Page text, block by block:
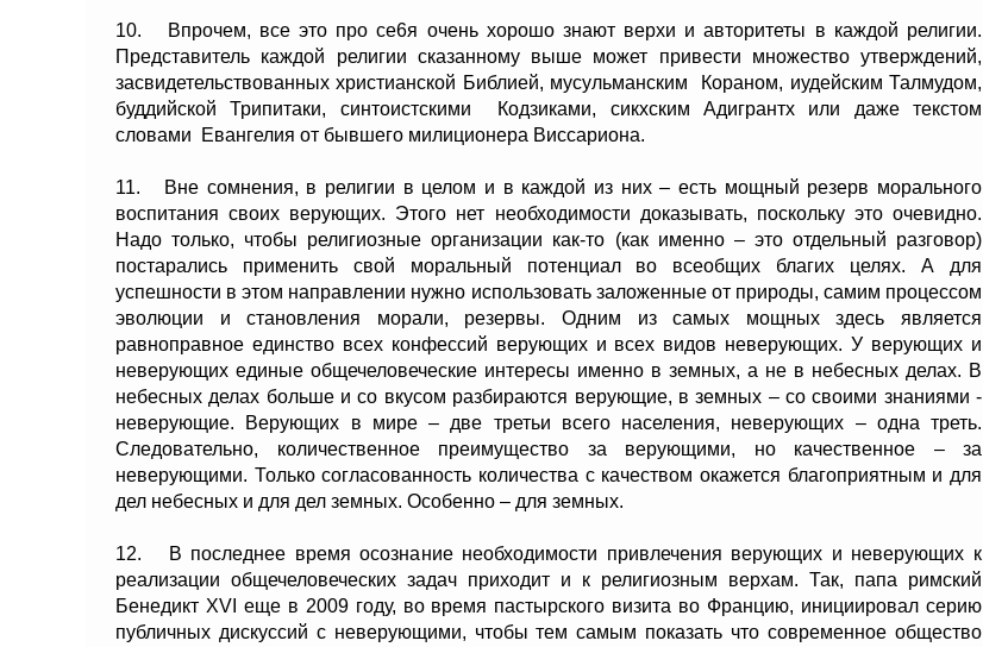
10. Впрочем, все это про се6я очень хорошо знают верхи и авторитеты в каждой религии.
Представитель каждой религии сказанному выше может привести множество утверждений,
засвидетельствованных христианской Библией, мусульманским Кораном, иудейским Талмудом,
буддийской Трипитаки, синтоистскими Кодзиками, сикхским Адигрантх или даже текстом
словами Евангелия от бывшего милиционера Виссариона.
11. Вне сомнения, в религии в целом и в каждой из них – есть мощный резерв морального
воспитания своих верующих. Этого нет необходимости доказывать, поскольку это очевидно.
Надо только, чтобы религиозные организации как-то (как именно – это отдельный разговор)
постарались применить свой моральный потенциал во всеобщих благих целях. А для
успешности в этом направлении нужно использовать заложенные от природы, самим процессом
эволюции и становления морали, резервы. Одним из самых мощных здесь является
равноправное единство всех конфессий верующих и всех видов неверующих. У верующих и
неверующих единые общечеловеческие интересы именно в земных, а не в небесных делах. В
небесных делах больше и со вкусом разбираются верующие, в земных – со своими знаниями -
неверующие. Верующих в мире – две третьи всего населения, неверующих – одна треть.
Следовательно, количественное преимущество за верующими, но качественное – за
неверующими. Только согласованность количества с качеством окажется благоприятным и для
дел небесных и для дел земных. Особенно – для земных.
12. В последнее время осознание необходимости привлечения верующих и неверующих к
реализации общечеловеческих задач приходит и к религиозным верхам. Так, папа римский
Бенедикт XVI еще в 2009 году, во время пастырского визита во Францию, инициировал серию
публичных дискуссий с неверующими, чтобы тем самым показать что современное общество